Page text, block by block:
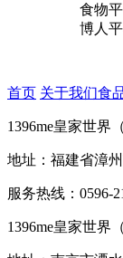
食物
博人
首页 关于我们食
1396me皇家世界
地址：福建省漳
服务热线：0596-
1396me皇家世界